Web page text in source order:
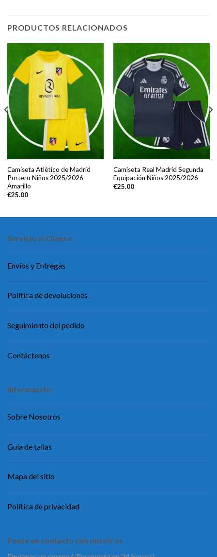
PRODUCTOS RELACIONADOS
Camiseta Atlético de Madrid
Portero Niños 2025/2026
Amarillo
€25.00
Camiseta Real Madrid Segunda
Equipación Niños 2025/2026
€25.00
Servicio al Cliente
Envíos y Entregas
Política de devoluciones
Seguimiento del pedido
Contáctenos
Información
Sobre Nosotros
Guía de tallas
Mapa del sitio
Política de privacidad
Ponte en contacto con nosotros